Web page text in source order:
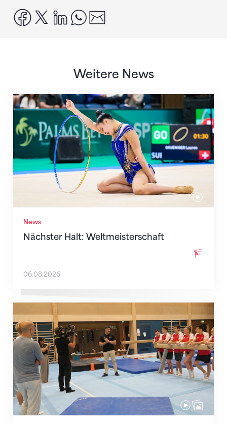
facebook
x linkedinwhatsapp
Weitere News
News
Nächster Halt: Weltmeisterschaft
Nächster Halt: Weltmeisterschaft
06.08.2026
Mit klaren Zielen nach Zagreb